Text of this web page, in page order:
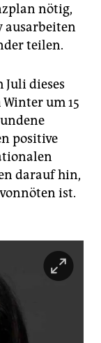
nötig,
ausarbeiten
teilen.
Juli dieses
um 15
positive
darauf hin,
ist.